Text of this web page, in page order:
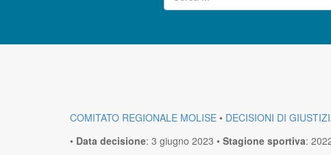
COMITATO REGIONALE MOLISE • DECISIONI DI
• Data decisione: 3 giugno 2023 • Stagione sportiva: